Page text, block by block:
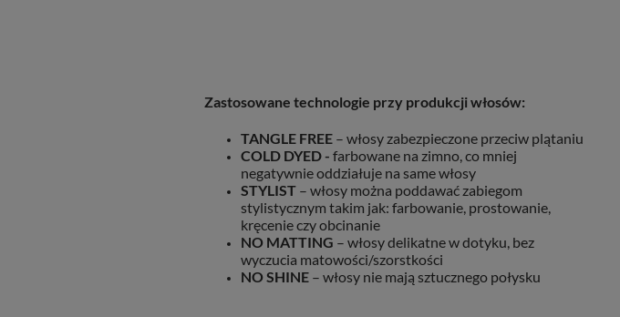
Zastosowane technologie przy produkcji włosów:
TANGLE FREE – włosy zabezpieczone przeciw plątaniu
COLD DYED - farbowane na zimno, co mniej
negatywnie oddziałuje na same włosy
STYLIST – włosy można poddawać zabiegom
stylistycznym takim jak: farbowanie, prostowanie,
kręcenie czy obcinanie
NO MATTING – włosy delikatne w dotyku, bez
wyczucia matowości/szorstkości
NO SHINE – włosy nie mają sztucznego połysku